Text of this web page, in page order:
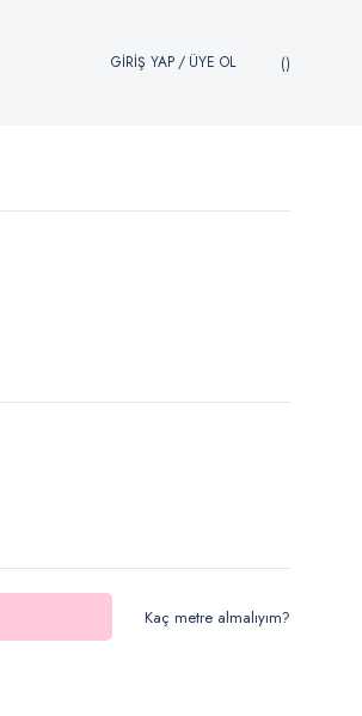
GİRİŞ YAP/ ÜYE OL
Kaç metre almalıyım?